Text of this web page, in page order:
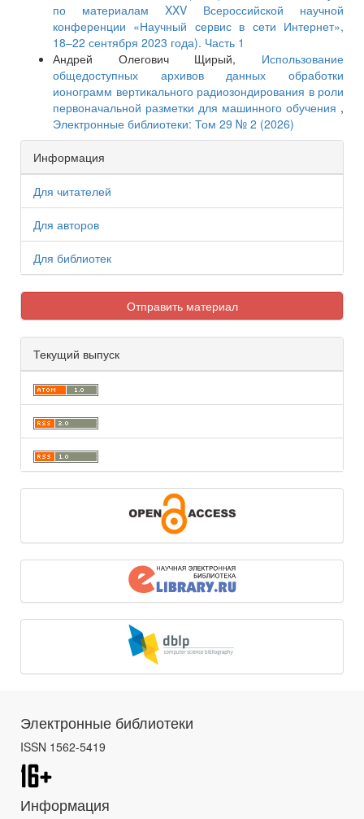
по материалам XXV Всероссийской научной
конференции «Научный сервис в сети Интернет»,
18–22 сентября 2023 года). Часть 1
Андрей Олегович Щирый, Использование
общедоступных архивов данных обработки
ионограмм вертикального радиозондирования в роли
первоначальной разметки для машинного обучения ,
Электронные библиотеки: Том 29 № 2 (2026)
Информация
Для читателей
Для авторов
Для библиотек
Отправить материал
Текущий выпуск
Электронные библиотеки
ISSN 1562-5419
Информация